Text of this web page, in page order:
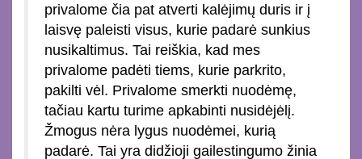
privalome čia pat atverti kalėjimų duris ir į
laisvę paleisti visus, kurie padarė sunkius
nusikaltimus. Tai reiškia, kad mes
privalome padėti tiems, kurie parkrito,
pakilti vėl. Privalome smerkti nuodėmę,
tačiau kartu turime apkabinti nusidėjėlį.
Žmogus nėra lygus nuodėmei, kurią
padarė. Tai yra didžioji gailestingumo žinia